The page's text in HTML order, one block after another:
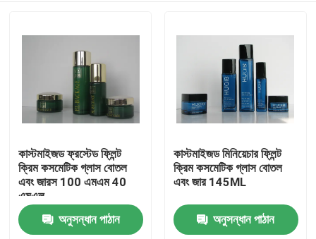
কাস্টমাইজড ফ্রস্টেড ফ্লিন্ট
ক্রিম কসমেটিক গ্লাস বোতল
এবং জারস 100 এমএম 40
এমএল
অনুসন্ধান পাঠান
কাস্টমাইজড মিনিয়েচার ফ্লিন্ট
ক্রিম কসমেটিক গ্লাস বোতল
এবং জার 145ML
অনুসন্ধান পাঠান